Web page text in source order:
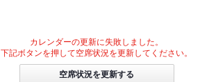
カレンダーの更新に失敗しました。
下記ボタンを押して空席状況を更新してください。
空席状況を更新する